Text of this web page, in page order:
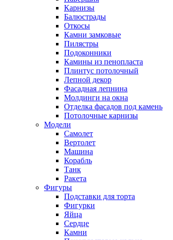
Карнизы
Балюстрады
Откосы
Камни замковые
Пилястры
Подоконники
Камины из пенопласта
Плинтус потолочный
Лепной декор
Фасадная лепнина
Молдинги на окна
Отделка фасадов под камень
Потолочные карнизы
Модели
Самолет
Вертолет
Машина
Корабль
Танк
Ракета
Фигуры
Подставки для торта
Фигурки
Яйца
Сердце
Камни